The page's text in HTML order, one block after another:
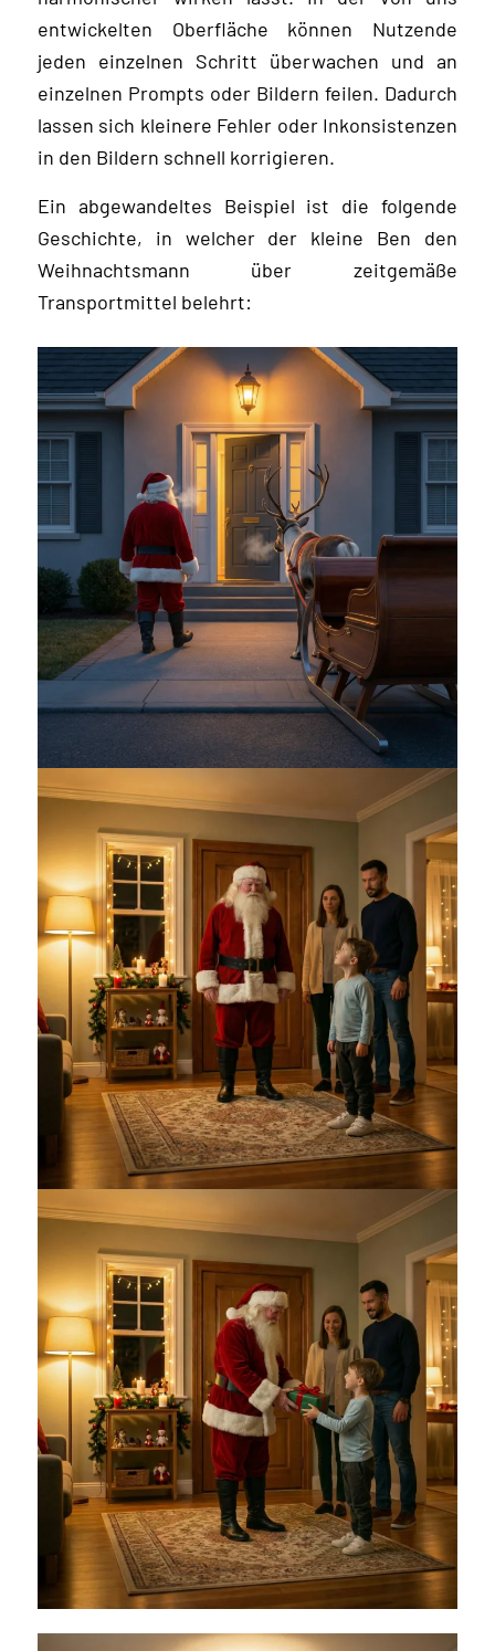
entwickelten Oberfläche können Nutzende
jeden einzelnen Schritt überwachen und an
einzelnen Prompts oder Bildern feilen. Dadurch
lassen sich kleinere Fehler oder Inkonsistenzen
in den Bildern schnell korrigieren.
Ein abgewandeltes Beispiel ist die folgende
Geschichte, in welcher der kleine Ben den
Weihnachtsmann über zeitgemäße
Transportmittel belehrt: